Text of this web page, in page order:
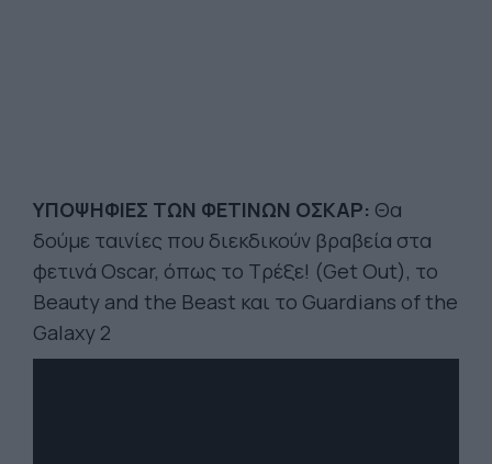
ΥΠΟΨΗΦΙΕΣ ΤΩΝ ΦΕΤΙΝΩΝ ΟΣΚΑΡ: Θα
δούμε ταινίες που διεκδικούν βραβεία στα
φετινά Oscar, όπως το Τρέξε! (Get Out), το
Beauty and the Beast και το Guardians of the
Galaxy 2